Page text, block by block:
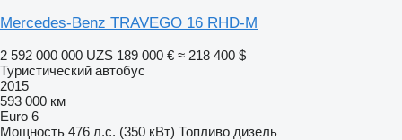
Mercedes-Benz TRAVEGO 16 RHD-M
2 592 000 000 UZS 189 000 € ≈ 218 400 $
Туристический автобус
2015
593 000 км
Euro 6
Мощность 476 л.с. (350 кВт) Топливо дизель